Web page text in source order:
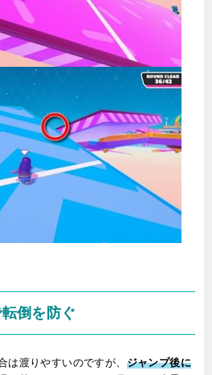
倒を防ぐ
は渡りやすいのですが、 ジャンプ後に